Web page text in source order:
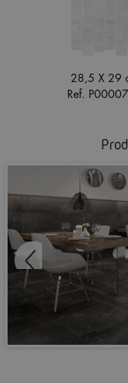
28,5 X 29
Ref.